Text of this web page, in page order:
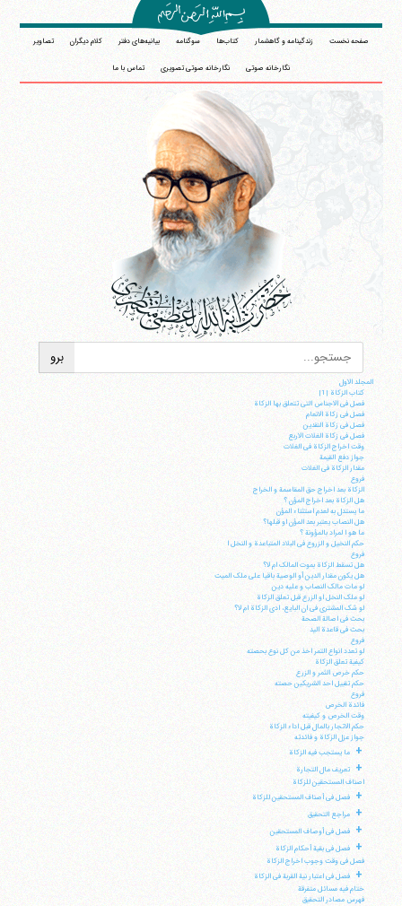
صفحه نخست زندگینامه و گاهشمار کتاب‌ها سوگنامه بیانیه‌های دفتر کلام دیگران تصاویر
نگارخانه صوتی نگارخانه صوتی تصویری تماس با ما
المجلد الاول
کتاب الزکاة |1|
فصل فی الاجناس التی تتعلق بها الزکاة
فصل فی زکاة الانعام
فصل فی زکاة النقدین
فصل فی زکاة الغلات الاربع
وقت اخراج الزکاة فی الغلات
جواز دفع القیمة
مقدار الزکاة فی الغلات
فروع
الزکاة بعد اخراج حق المقاسمة و الخراج
هل الزکاة بعد اخراج المؤن ؟
ما یستدل به لعدم استثناء المؤن
هل النصاب یعتبر بعد المؤن او قبلها؟
ما هو ا لمراد بالمؤونة ؟
حکم النخیل و الزروع فی البلاد المتباعدة و النخل ا
فروع
هل تسقط الزکاة بموت المالک ام لا؟
هل یکون مقدار الدین أو الوصیة باقیا علی ملک المیت
لو مات مالک النصاب و علیه دین
لو ملک النخل او الزرع قبل تعلق الزکاة
لو شک المشتری فی ان البایع، ادی الزکاة ام لا؟
بحث فی اصالة الصحة
بحث فی قاعدة الید
فروع
لو تعدد انواع التمر اخذ من کل نوع بحصته
کیفیة تعلق الزکاة
حکم خرص الثمر و الزرع
حکم تقبیل احد الشریکین حصته
فروع
فائدة الخرص
وقت الخرص و کیفیته
حکم الاتجار بالمال قبل اداء الزکاة
جواز عزل الزکاة و فائدته
+ ما یستجب فیه الزکاة
+
تعریف مال التجارة
اصناف المستحقین للزکاة
+ فصل فی أصناف المستحقین للزکاة
+ مراجع التحقیق
+ فصل فی أوصاف المستحقین
+
فصل فی بقیة أحکام الزکاة
فصل فی وقت وجوب اخراج الزکاة
+
فصل فی اعتبار نیة القربة فی الزکاة
ختام فیه مسائل متفرقة
فهرس مصادر التحقیق
ایران،قم